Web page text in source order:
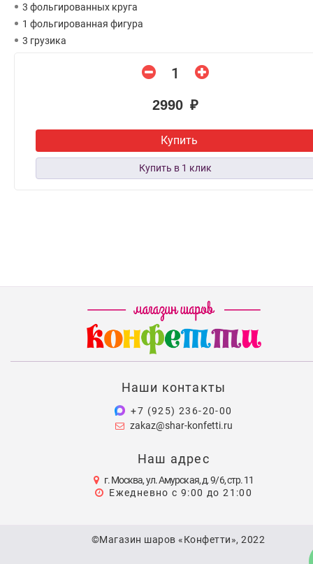
3 фольгированных круга
1 фольгированная фигура
3 грузика
2990 ₽
Купить
Наши контакты
+7 (925) 236-20-00
zakaz@shar-konfetti.ru
Наш адрес
г. Москва, ул. Амурская, д. 9/6, стр. 11
Ежедневно с 9:00 до 21:00
©Магазин шаров «Конфетти», 2022